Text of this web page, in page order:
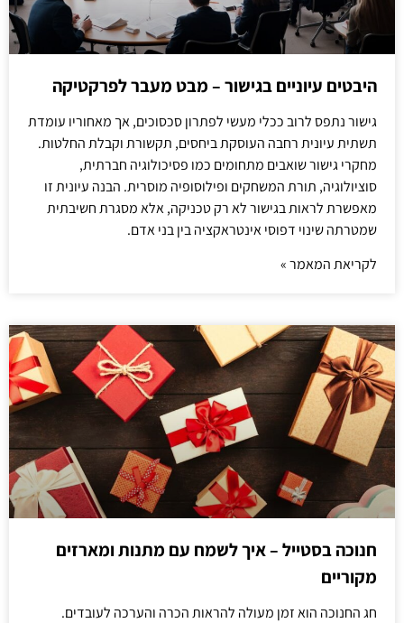
היבטים עיוניים בגישור – מבט מעבר לפרקטיקה
גישור נתפס לרוב ככלי מעשי לפתרון סכסוכים, אך מאחוריו עומדת
תשתית עיונית רחבה העוסקת ביחסים, תקשורת וקבלת החלטות.
מחקרי גישור שואבים מתחומים כמו פסיכולוגיה חברתית,
סוציולוגיה, תורת המשחקים ופילוסופיה מוסרית. הבנה עיונית זו
מאפשרת לראות בגישור לא רק טכניקה, אלא מסגרת חשיבתית
שמטרתה שינוי דפוסי אינטראקציה בין בני אדם.
לקריאת המאמר »
חנוכה בסטייל – איך לשמח עם מתנות ומארזים
מקוריים
חג החנוכה הוא זמן מעולה להראות הכרה והערכה לעובדים.